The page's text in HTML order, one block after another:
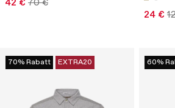
42 € 70 €
24 €
70% Rabatt EXTRA20 60%